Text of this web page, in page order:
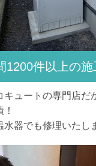
1200件以上の
キュートの専門店だ
器でも修理いたし